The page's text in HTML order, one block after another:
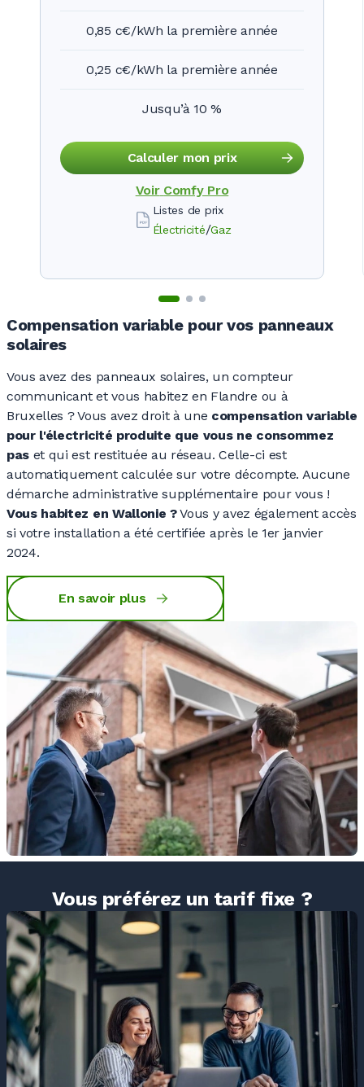
0,85 c€/kWh la première année
0,25 c€/kWh la première année
Jusqu’à 10 %
Calculer mon prix
Voir Comfy Pro
Listes de prix
Électricité/Gaz
Compensation variable pour vos panneaux
solaires
Vous avez des panneaux solaires, un compteur
communicant et vous habitez en Flandre ou à
Bruxelles ?Vous avez droit à une compensation variable
pour l'électricité produite que vous ne consommez
pas et qui est restituée au réseau. Celle-ci est
automatiquement calculée sur votre décompte. Aucune
démarche administrative supplémentaire pour vous !
Vous habitez en Wallonie ?Vous y avez également accès
si votre installation a été certifiée après le 1er janvier
2024.
En savoir plus
Vous préférez un tarif fixe ?